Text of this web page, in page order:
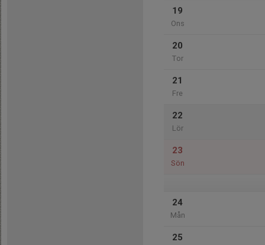
19
Ons
20
Tor
21
Fre
22
Lör
23
Sön
24
Mån
25